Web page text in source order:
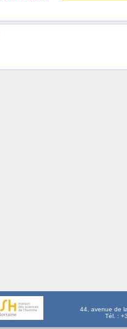
44, avenue de
Tél. :